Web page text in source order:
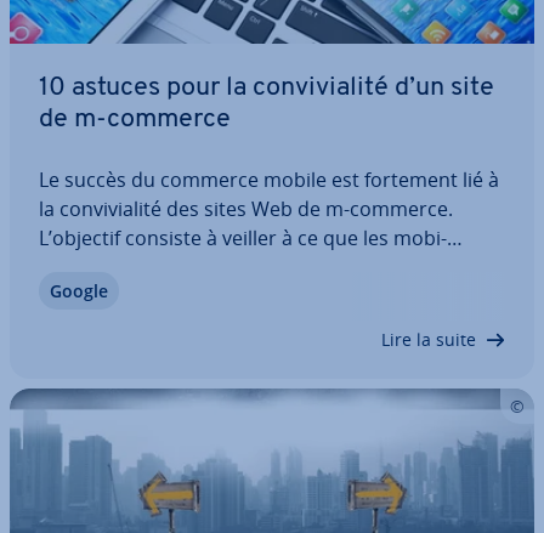
10 astuces pour la con­vi­via­lité d’un site
de m-commerce
Le succès du commerce mobile est fortement lié à
la con­vi­via­lité des sites Web de m-commerce.
L’objectif consiste à veiller à ce que les mo­bi­
de smart­phones, aient une ex­pé­rience de na­vi­ga­
Google
Lire la suite